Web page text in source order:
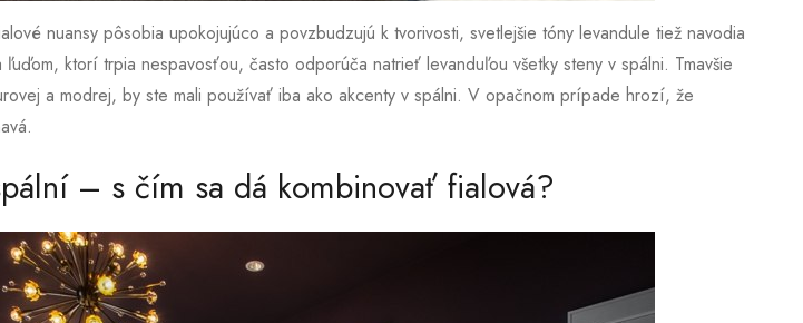
nuansy pôsobia upokojujúco a povzbudzujú k tvorivosti, svetlejšie tóny levandule tiež navodia
ktorí trpia nespavosťou, často odporúča natrieť levanduľou všetky steny v spálni. Tmavšie
a modrej, by ste mali používať iba ako akcenty v spálni. V opačnom prípade hrozí, že
– s čím sa dá kombinovať fialová?